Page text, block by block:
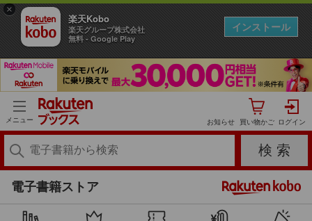
×
楽天Kobo
楽天グループ株式会社
無料 - Google Play
インストール
メニュー お知らせ
電子書籍ストア
コミック
小説・エッセイ
ビジネス